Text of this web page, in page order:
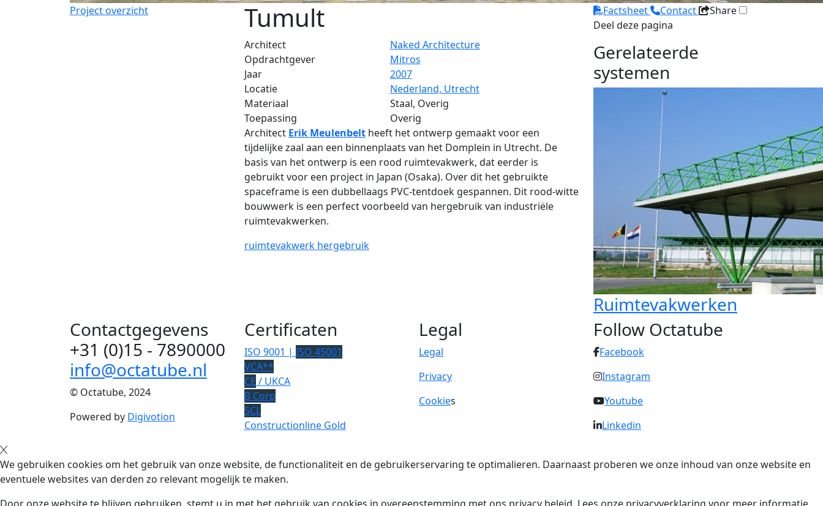
Project overzicht Tumult
Architect
Naked Architecture
Opdrachtgever
Mitros
Jaar
2007
Locatie
Nederland, Utrecht
Materiaal
Staal, Overig
Toepassing
Overig
Architect Erik Meulenbelt heeft het ontwerp gemaakt voor een
tijdelijke zaal aan een binnenplaats van het Domplein in Utrecht. De
basis van het ontwerp is een rood ruimtevakwerk, dat eerder is
gebruikt voor een project in Japan (Osaka). Over dit het gebruikte
spaceframe is een dubbellaags PVC-tentdoek gespannen. Dit rood-witte
bouwwerk is een perfect voorbeeld van hergebruik van industriële
ruimtevakwerken.
ruimtevakwerk hergebruik
Factsheet Contact
Share
Deel deze pagina
Gerelateerde
systemen
Ruimtevakwerken
Contactgegevens
+31 (0)15 - 7890000
info@octatube.nl
© Octatube, 2024
Powered by Digivotion
Certificaten
ISO 9001 | ISO 45001
VCA**
CE / UKCA
B Corp
SCL
Constructionline Gold
Legal
Legal
Privacy
Cookies
Follow Octatube
Facebook
Instagram
Youtube
Linkedin
We gebruiken cookies om het gebruik van onze website, de functionaliteit en de gebruikerservaring te optimalieren. Daarnaast proberen we onze inhoud van onze website en
eventuele websites van derden zo relevant mogelijk te maken.